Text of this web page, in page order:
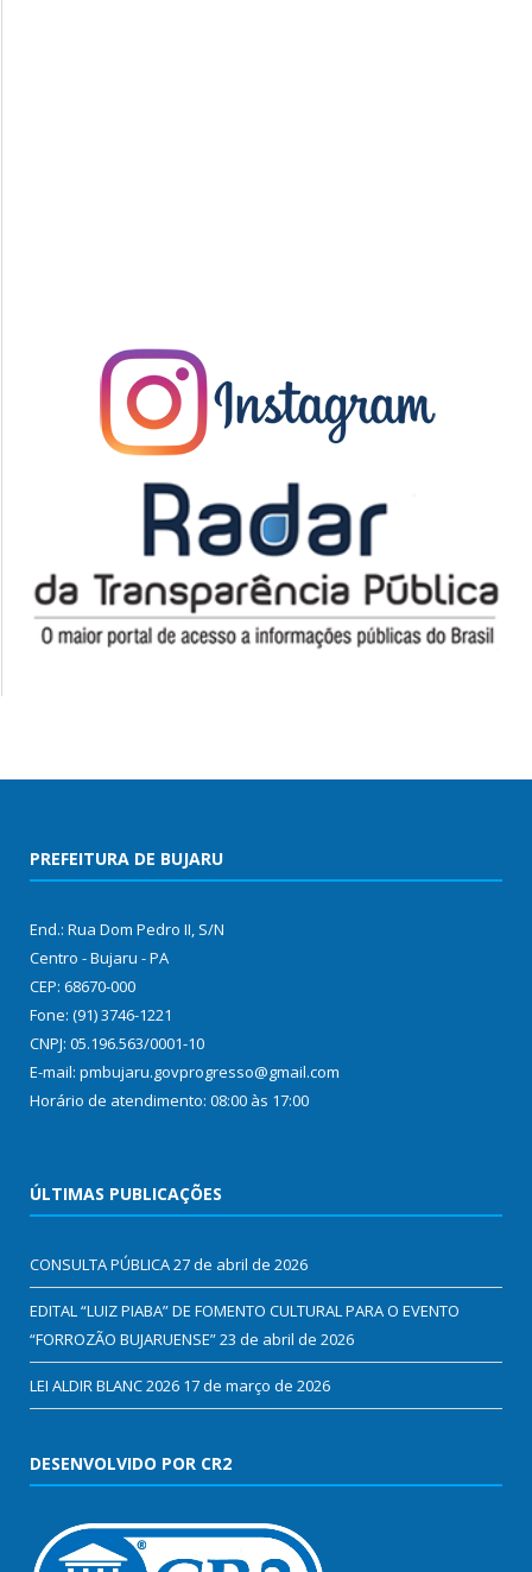
PREFEITURA DE BUJARU
End.: Rua Dom Pedro II, S/N
Centro - Bujaru - PA
CEP: 68670-000
Fone: (91) 3746-1221
CNPJ: 05.196.563/0001-10
E-mail: pmbujaru.govprogresso@gmail.com
Horário de atendimento: 08:00 às 17:00
ÚLTIMAS PUBLICAÇÕES
CONSULTA PÚBLICA27 de abril de 2026
EDITAL “LUIZ PIABA” DE FOMENTO CULTURAL PARA O EVENTO
“FORROZÃO BUJARUENSE”23 de abril de 2026
LEI ALDIR BLANC 2026 17 de março de 2026
DESENVOLVIDO POR CR2